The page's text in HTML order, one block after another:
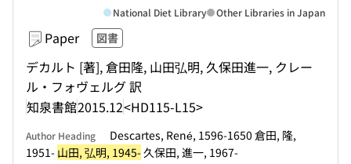
Paper 図書
デカルト [著], 倉田隆, 山田弘明, 久保田進一, クレー
ル・フォヴェルグ 訳
知泉書館2015.12<HD115-L15>
National Diet Library Other Libraries in Japan
Author Heading
Descartes, René, 1596-1650 倉田, 隆,
1951- 山田, 弘明, 1945-久保田, 進一, 1967-